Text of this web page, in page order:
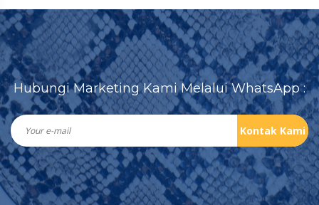
Hubungi Marketing Kami Melalui WhatsApp :
Kontak Kami